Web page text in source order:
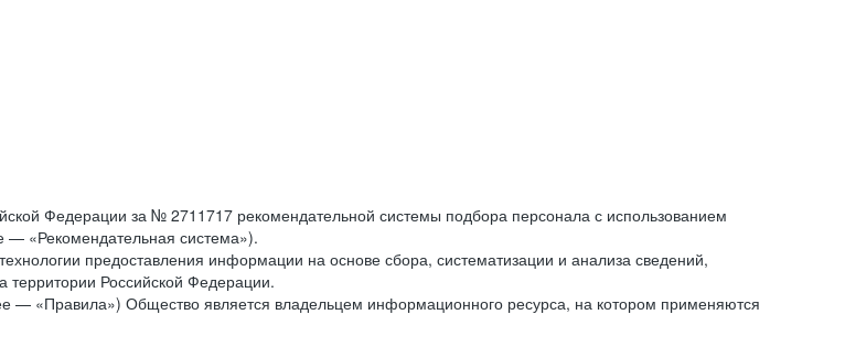
Федерации за № 2711717 рекомендательной системы подбора персонала с использованием
«Рекомендательная система»).
предоставления информации на основе сбора, систематизации и анализа сведений,
территории Российской Федерации.
— «Правила») Общество является владельцем информационного ресурса, на котором применяются